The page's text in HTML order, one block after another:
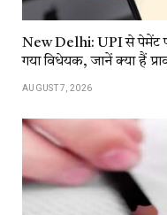
New Delhi: UPI से पेमेंट
गया विधेयक, जानें क्या हैं
AUGUST 7, 2026